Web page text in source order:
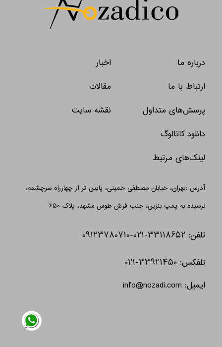
ابزار ساختمانی
درباره ما
ارتباط با ما
پرسش‌های متداول
دانلود کاتالوگ
لینک‌های مرتبط
اخبار
مقالات
نقشه سایت
آدرس :تهران، خیابان مصطفی خمینی، پایین تر از چهارراه سرچشمه،
نرسیده به پمپ بنزین، جنب فرش طوس مشهد، پلاک 650
تلفن: 33118652-021-09123780710
تلفکس: 33921450-021
ایمیل: info@nozadi.com